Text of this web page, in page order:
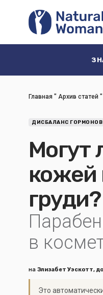
Главная " Архив статей "
ДИСБАЛАНС ГОРМОНОВ
Могут
кожей
груди?
в
на Элизабет Уэскотт,
Это